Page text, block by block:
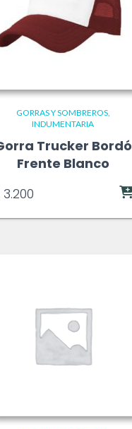
GORRAS Y SOMBREROS
INDUMENTARIA
Trucker Bordó
Frente Blanco
3.200